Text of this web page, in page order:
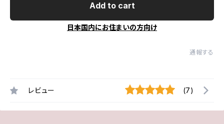
Add to cart
日本国内にお住まいの方向け
通報する
レビュー (7)